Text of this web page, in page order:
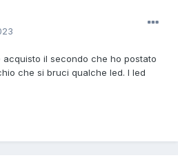
il secondo che ho postato
che si bruci qualche led. I led